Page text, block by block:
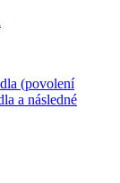
(povolení
a následné